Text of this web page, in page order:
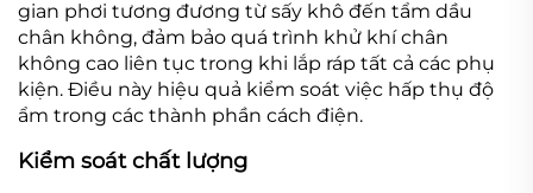
gian phơi tương đương từ sấy khô đến tẩm dầu
chân không, đảm bảo quá trình khử khí chân
không cao liên tục trong khi lắp ráp tất cả các phụ
kiện. Điều này hiệu quả kiểm soát việc hấp thụ độ
ẩm trong các thành phần cách điện.
Kiểm soát chất lượng